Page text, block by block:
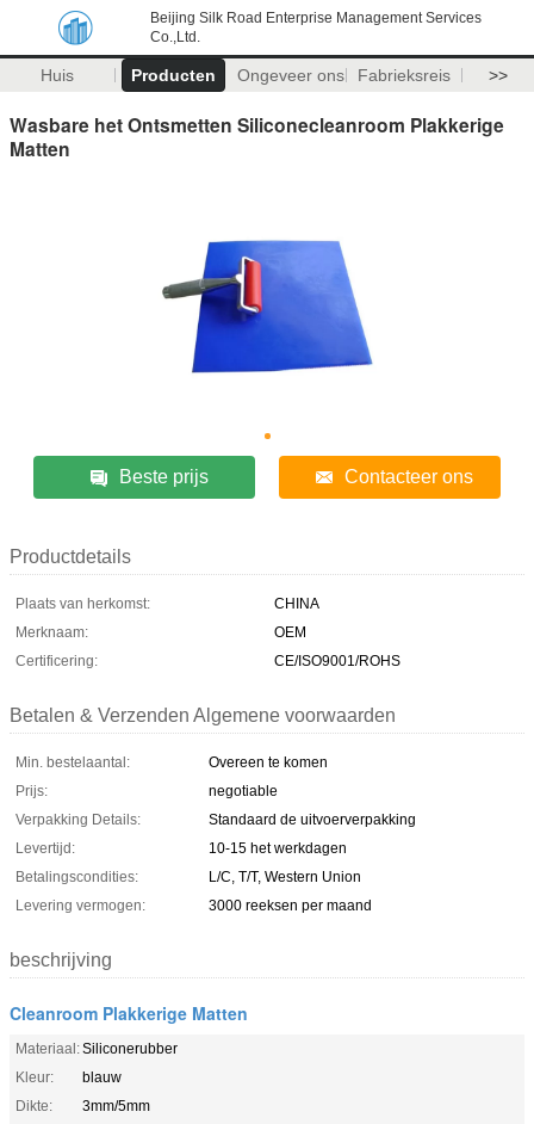
Beijing Silk Road Enterprise Management Services
Co.,Ltd.
Huis Producten Ongeveer ons Fabrieksreis >>
Wasbare het Ontsmetten Siliconecleanroom Plakkerige
Matten
Beste prijs Contacteer ons
Productdetails
Plaats van herkomst:
CHINA
Merknaam:
OEM
Certificering:
CE/ISO9001/ROHS
Betalen & Verzenden Algemene voorwaarden
Min. bestelaantal:
Overeen te komen
Prijs:
negotiable
Verpakking Details:
Standaard de uitvoerverpakking
Levertijd:
10-15 het werkdagen
Betalingscondities:
L/C, T/T, Western Union
Levering vermogen:
3000 reeksen per maand
beschrijving
Cleanroom Plakkerige Matten
Materiaal:Siliconerubber
Kleur:
blauw
Dikte:
3mm/5mm